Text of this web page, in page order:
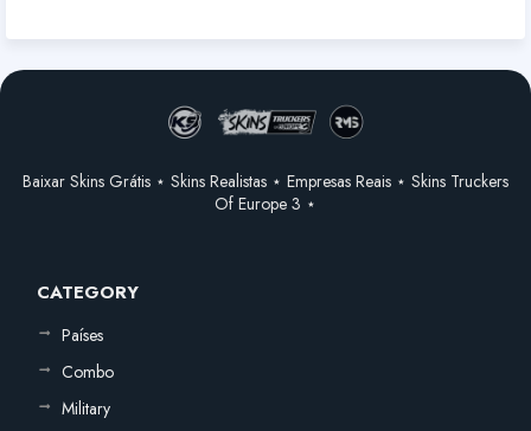
Baixar Skins Grátis ⋆ Skins Realistas ⋆ Empresas Reais ⋆ Skins Truckers
Of Europe 3 ⋆
CATEGORY
Países
Combo
Military